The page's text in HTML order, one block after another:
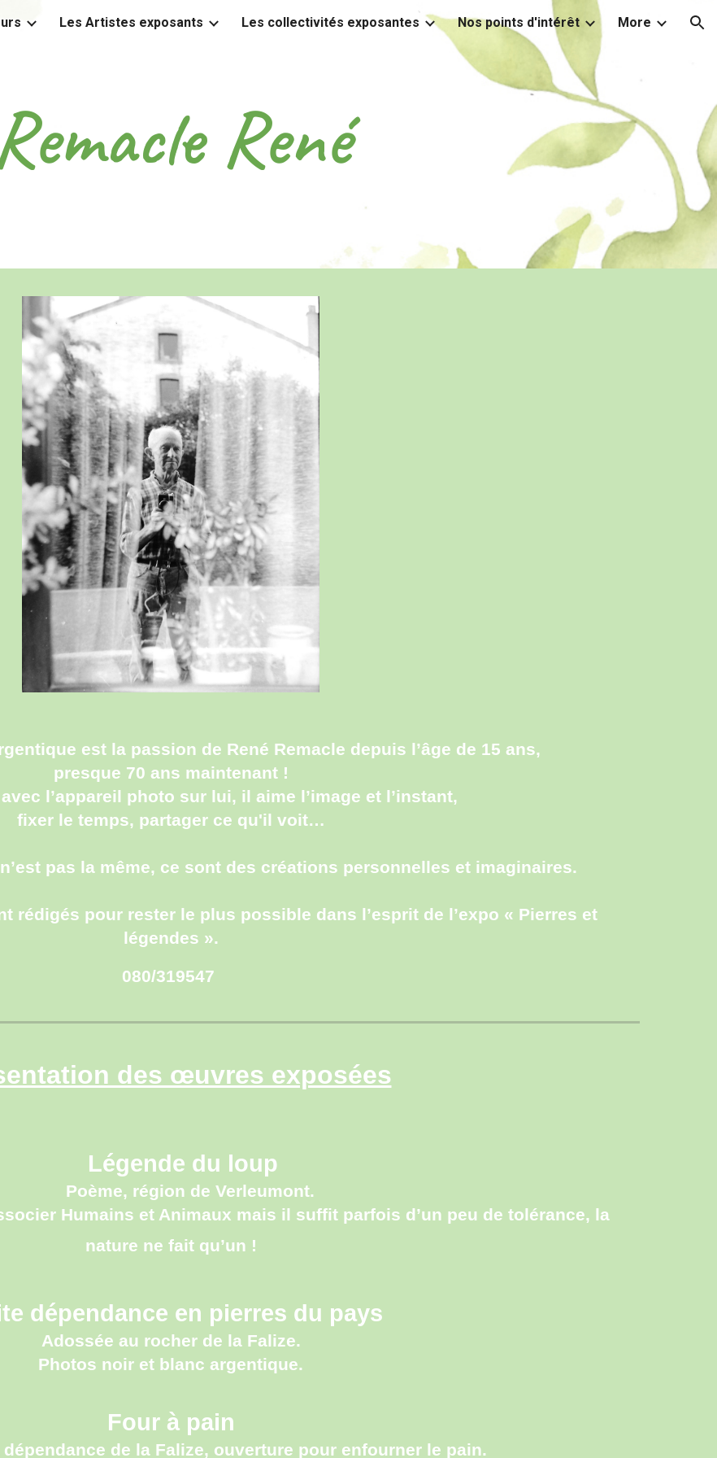
main content Skip to navigation
Les Artistes exposants Les collectivités exposantes Nos points d'intérêt More
René
est la passion de René Remacle depuis l’âge de 15 ans,
presque 70 ans maintenant !
l’appareil photo sur lui, il aime l’image et l’instant,
fixer le temps, partager ce qu'il voit…
pas la même, ce sont des créations personnelles et imaginaires.
rédigés pour rester le plus possible dans l’esprit de l’expo « Pierres et
légendes ».
080/319547
des œuvres exposées
Légende du loup
Poème, région de Verleumont.
Humains et Animaux mais il suffit parfois d’un peu de tolérance, la
nature ne fait qu’un !
dépendance en pierres du pays
Adossée au rocher de la Falize.
Photos noir et blanc argentique.
Four à pain
dépendance de la Falize, ouverture pour enfourner le pain.